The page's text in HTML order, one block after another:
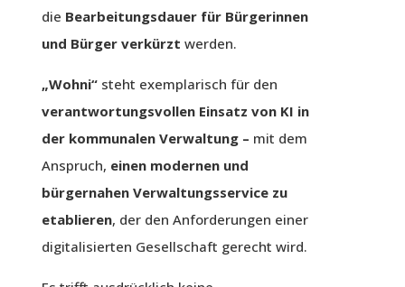
die Bearbeitungsdauer für Bürgerinnen
und Bürger verkürzt werden.
„Wohni“steht exemplarisch für den
verantwortungsvollen Einsatz von KI in
der kommunalen Verwaltung– mit dem
Anspruch, einen modernen und
bürgernahen Verwaltungsservice zu
etablieren, der den Anforderungen einer
digitalisierten Gesellschaft gerecht wird.